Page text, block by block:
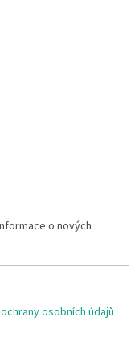
o nových
osobních údajů